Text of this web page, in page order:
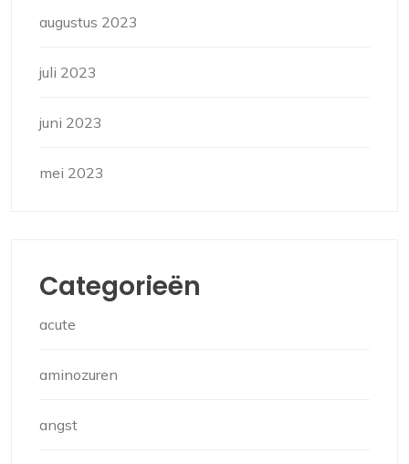
augustus 2023
juli 2023
juni 2023
mei 2023
Categorieën
acute
aminozuren
angst